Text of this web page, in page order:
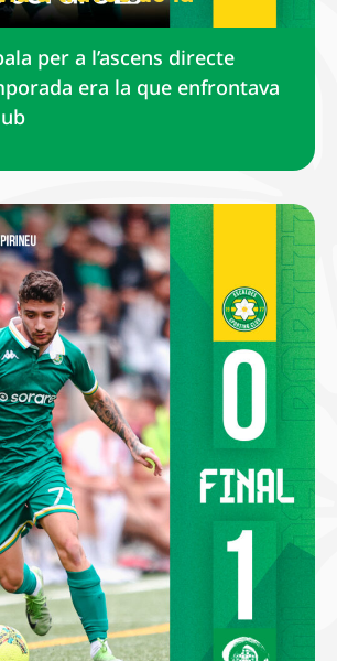
per a l’ascens directe
era la que enfrontava